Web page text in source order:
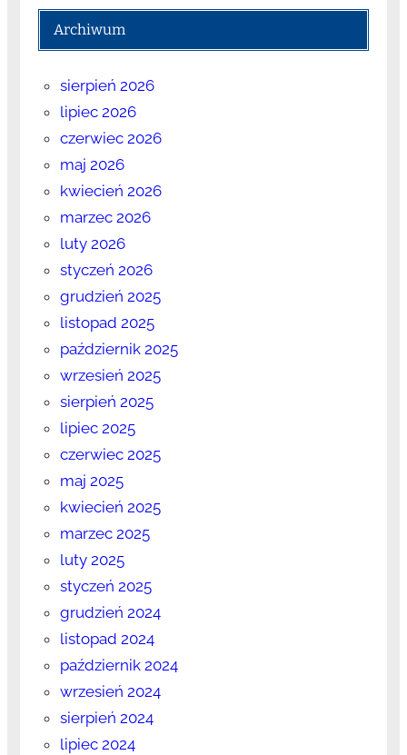
Archiwum
sierpień 2026
lipiec 2026
czerwiec 2026
maj 2026
kwiecień 2026
marzec 2026
luty 2026
styczeń 2026
grudzień 2025
listopad 2025
październik 2025
wrzesień 2025
sierpień 2025
lipiec 2025
czerwiec 2025
maj 2025
kwiecień 2025
marzec 2025
luty 2025
styczeń 2025
grudzień 2024
listopad 2024
październik 2024
wrzesień 2024
sierpień 2024
lipiec 2024